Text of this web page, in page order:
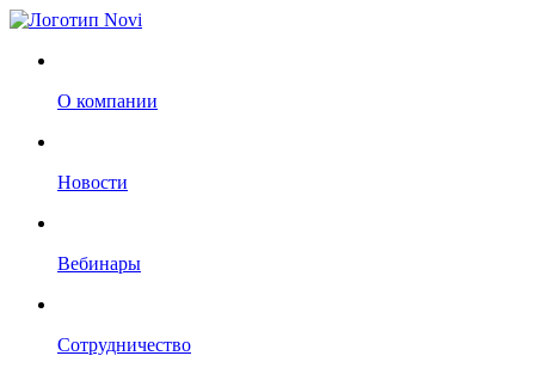
О компании
Новости
Вебинары
Сотрудничество